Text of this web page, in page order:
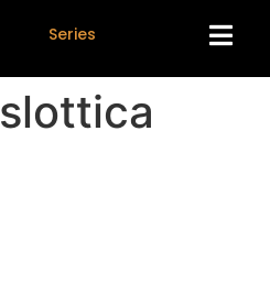
Series
slottica